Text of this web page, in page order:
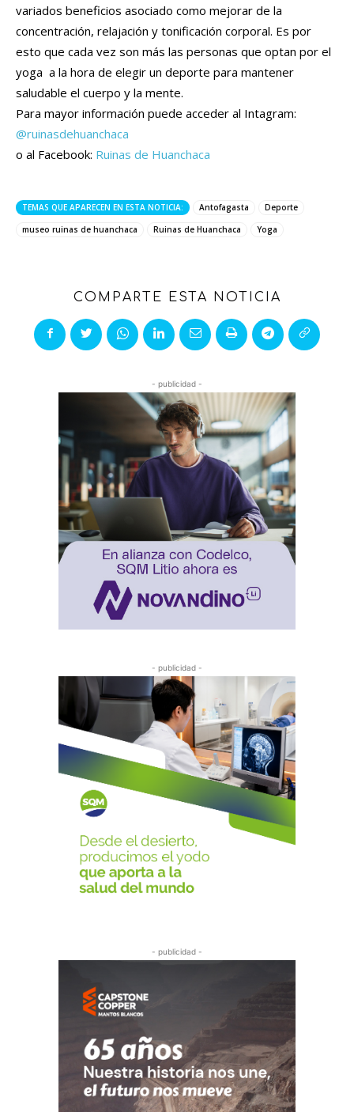
variados beneficios asociado como mejorar de la
concentración, relajación y tonificación corporal. Es por
esto que cada vez son más las personas que optan por el
yoga a la hora de elegir un deporte para mantener
saludable el cuerpo y la mente.
Para mayor información puede acceder al Intagram:
@ruinasdehuanchaca
o al Facebook: Ruinas de Huanchaca
TEMAS QUE APARECEN EN ESTA NOTICIA: Antofagasta
Deporte
museo ruinas de huanchaca
Ruinas de Huanchaca Yoga
COMPARTE ESTA NOTICIA
- publicidad -
- publicidad -
- publicidad -